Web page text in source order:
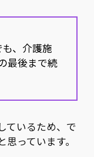
、介護施
最後まで続
ているため、で
っています。